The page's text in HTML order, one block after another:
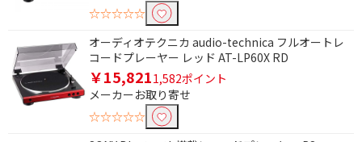
☆☆☆☆☆
オーディオテクニカ audio-technica フルオートレ
コードプレーヤー レッド AT-LP60X RD
￥15,8211,582ポイント
メーカーお取り寄せ
☆☆☆☆☆